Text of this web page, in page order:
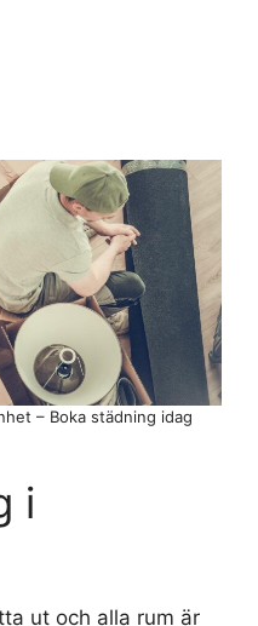
i
ut och alla rum är
– Boka städning idag